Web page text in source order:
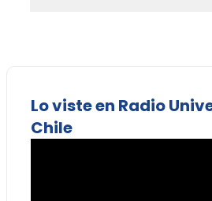
Lo viste en Radio
Chile